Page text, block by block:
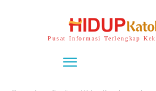
Pusat Informasi Terlengkap